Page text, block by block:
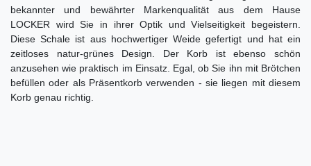
bekannter und bewährter Markenqualität aus dem Hause
LOCKER wird Sie in ihrer Optik und Vielseitigkeit begeistern.
Diese Schale ist aus hochwertiger Weide gefertigt und hat ein
zeitloses natur-grünes Design. Der Korb ist ebenso schön
anzusehen wie praktisch im Einsatz. Egal, ob Sie ihn mit Brötchen
befüllen oder als Präsentkorb verwenden - sie liegen mit diesem
Korb genau richtig.